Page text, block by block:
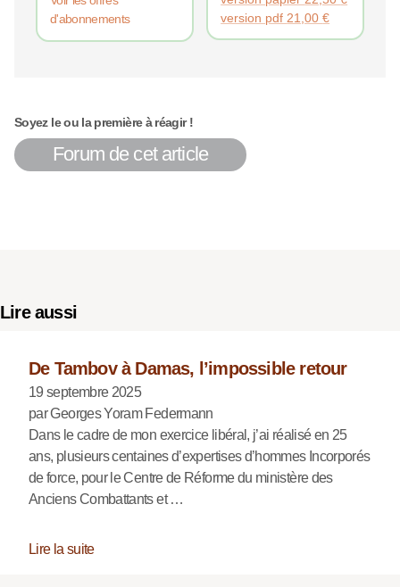
d'abonnements
version pdf 21,00€
Soyez le ou la première à réagir !
Forum de cet article
Lire aussi
De Tambov à Damas, l’impossible retour
19 septembre 2025
par Georges Yoram Federmann
Dans le cadre de mon exercice libéral, j’ai réalisé en 25
ans, plusieurs centaines d’expertises d’hommes Incorporés
de force, pour le Centre de Réforme du ministère des
Anciens Combattants et …
Lire la suite